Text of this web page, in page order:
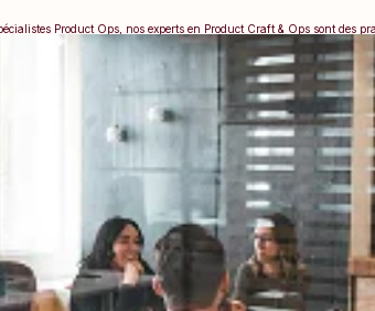
Product Ops, nos experts en Product Craft & Ops sont des